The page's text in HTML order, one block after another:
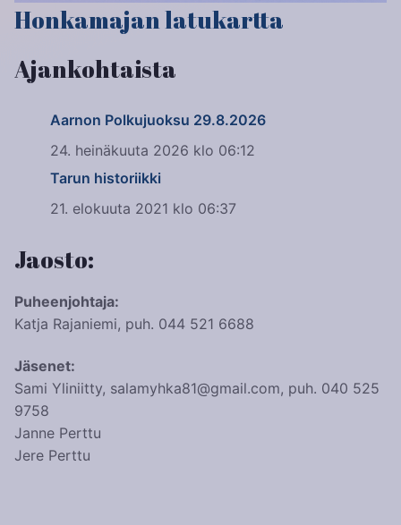
Honkamajan latukartta
Ajankohtaista
Aarnon Polkujuoksu 29.8.2026
24. heinäkuuta 2026 klo 06:12
Tarun historiikki
21. elokuuta 2021 klo 06:37
Jaosto:
Puheenjohtaja:
Katja Rajaniemi, puh. 044 521 6688
Jäsenet:
Sami Yliniitty, salamyhka81@gmail.com, puh. 040 525
9758
Janne Perttu
Jere Perttu